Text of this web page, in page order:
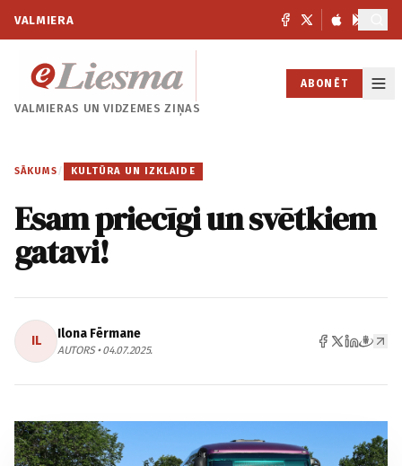
VALMIERA
VALMIERAS UNVIDZEMES ZIŅAS
ABONĒT
SĀKUMS / KULTŪRA UN IZKLAIDE
Esam priecīgi un svētkiem
gatavi!
IL Ilona Fērmane
AUTORS • 04.07.2025.